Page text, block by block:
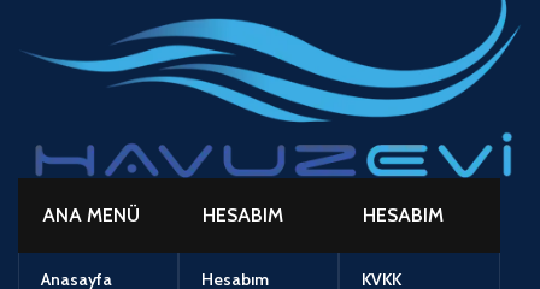
ANA MENÜ
Anasayfa
HESABIM
Hesabım
HESABIM
KVKK